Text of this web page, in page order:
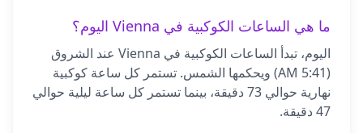
ما هي الساعات الكوكبية في Vienna اليوم؟
اليوم، تبدأ الساعات الكوكبية في Vienna عند الشروق
(5:41 AM) ويحكمها الشمس. تستمر كل ساعة كوكبية
نهارية حوالي 73 دقيقة، بينما تستمر كل ساعة ليلية حوالي
47 دقيقة.